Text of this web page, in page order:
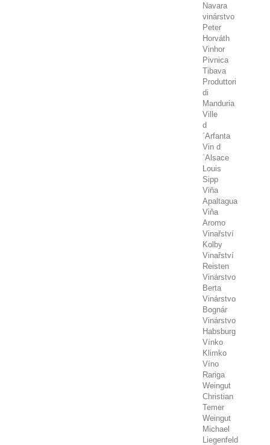
Navara
vinárstvo
Peter
Horváth
Vinhor
Pivnica
Tibava
Produttori
di
Manduria
Ville
d
´Arfanta
Vin d
´Alsace
Louis
Sipp
Viňa
Apaltagua
Viňa
Aromo
Vinařství
Kolby
Vinařství
Reisten
Vinárstvo
Berta
Vinárstvo
Bognár
Vinárstvo
Habsburg
Vínko
Klimko
Víno
Rariga
Weingut
Christian
Temer
Weingut
Michael
Liegenfeld